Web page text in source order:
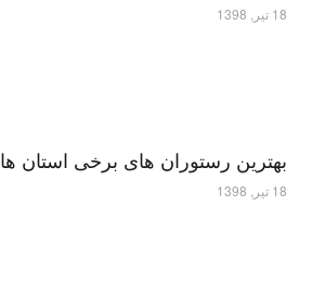
18 تیر, 1398
بهترین رستوران های برخی استان ها
18 تیر, 1398